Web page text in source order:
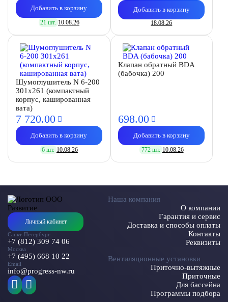
Добавить в корзину
21 шт. 10.08.26
Добавить в корзину
18.08.26
Шумоглушитель N 6-200
301х261 (компактный
корпус, кашированная
вата)
7 720.00
Добавить в корзину
6 шт. 10.08.26
Клапан обратный BDA
(бабочка) 200
698.00
Добавить в корзину
772 шт. 10.08.26
Личный кабинет
Санкт-Петербург
+7 (812) 309 74 06
Москва
+7 (495) 668 10 22
Email
info@progress-nw.ru
Наша компания
О компании
Гарантия и сервис
Доставка и способы оплаты
Контакты
Реквизиты
Вентиляционные установки
Приточно-вытяжные
Приточные
Для бассейна
Программы подбора